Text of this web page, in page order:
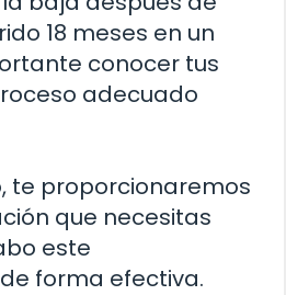
18 meses en un
conocer tus
adecuado
te proporcionaremos
que necesitas
este
forma efectiva.